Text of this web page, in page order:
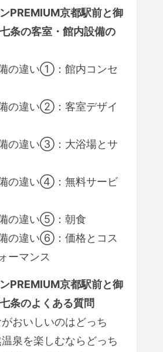
PREMIUM京都駅前と御
条の客室・館内設備の
の違い①：館内コンセ
の違い②：客室デザイ
の違い③：大浴場とサ
の違い④：無料サービ
の違い⑤：朝食
の違い⑥：価格とコス
ーマンス
PREMIUM京都駅前と御
条のよくある質問
おいしいのはどっち
泉を楽しむならどっち